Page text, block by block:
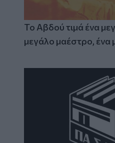
Το Αβδού τιμά ένα
μεγάλο μαέστρο,